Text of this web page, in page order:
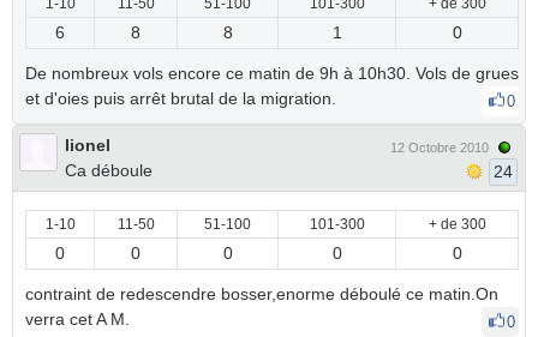
1-10 11-50 51-100 101-300 + de 300
6 8 8 1 0
De nombreux vols encore ce matin de 9h à 10h30. Vols de grues
et d'oies puis arrêt brutal de la migration.
0
lionel
Ca déboule
12 Octobre 2010
24
1-10 11-50 51-100 101-300 + de 300
0 0 0 0 0
contraint de redescendre bosser,enorme déboulé ce matin.On
verra cet A M.
0